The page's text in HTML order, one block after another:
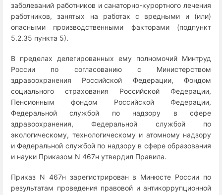
заболеваний работников и санаторно-курортного лечения
работников, занятых на работах с вредными и (или)
опасными производственными факторами (подпункт
5.2.35 пункта 5).
В пределах делегированных ему полномочий Минтруд
России по согласованию с Министерством
здравоохранения Российской Федерации, Фондом
социального страхования Российской Федерации,
Пенсионным фондом Российской Федерации,
Федеральной службой по надзору в сфере
здравоохранения, Федеральной службой по
экологическому, технологическому и атомному надзору
и Федеральной службой по надзору в сфере образования
и науки Приказом N 467н утвердил Правила.
Приказ N 467н зарегистрирован в Минюсте России по
результатам проведения правовой и антикоррупционной